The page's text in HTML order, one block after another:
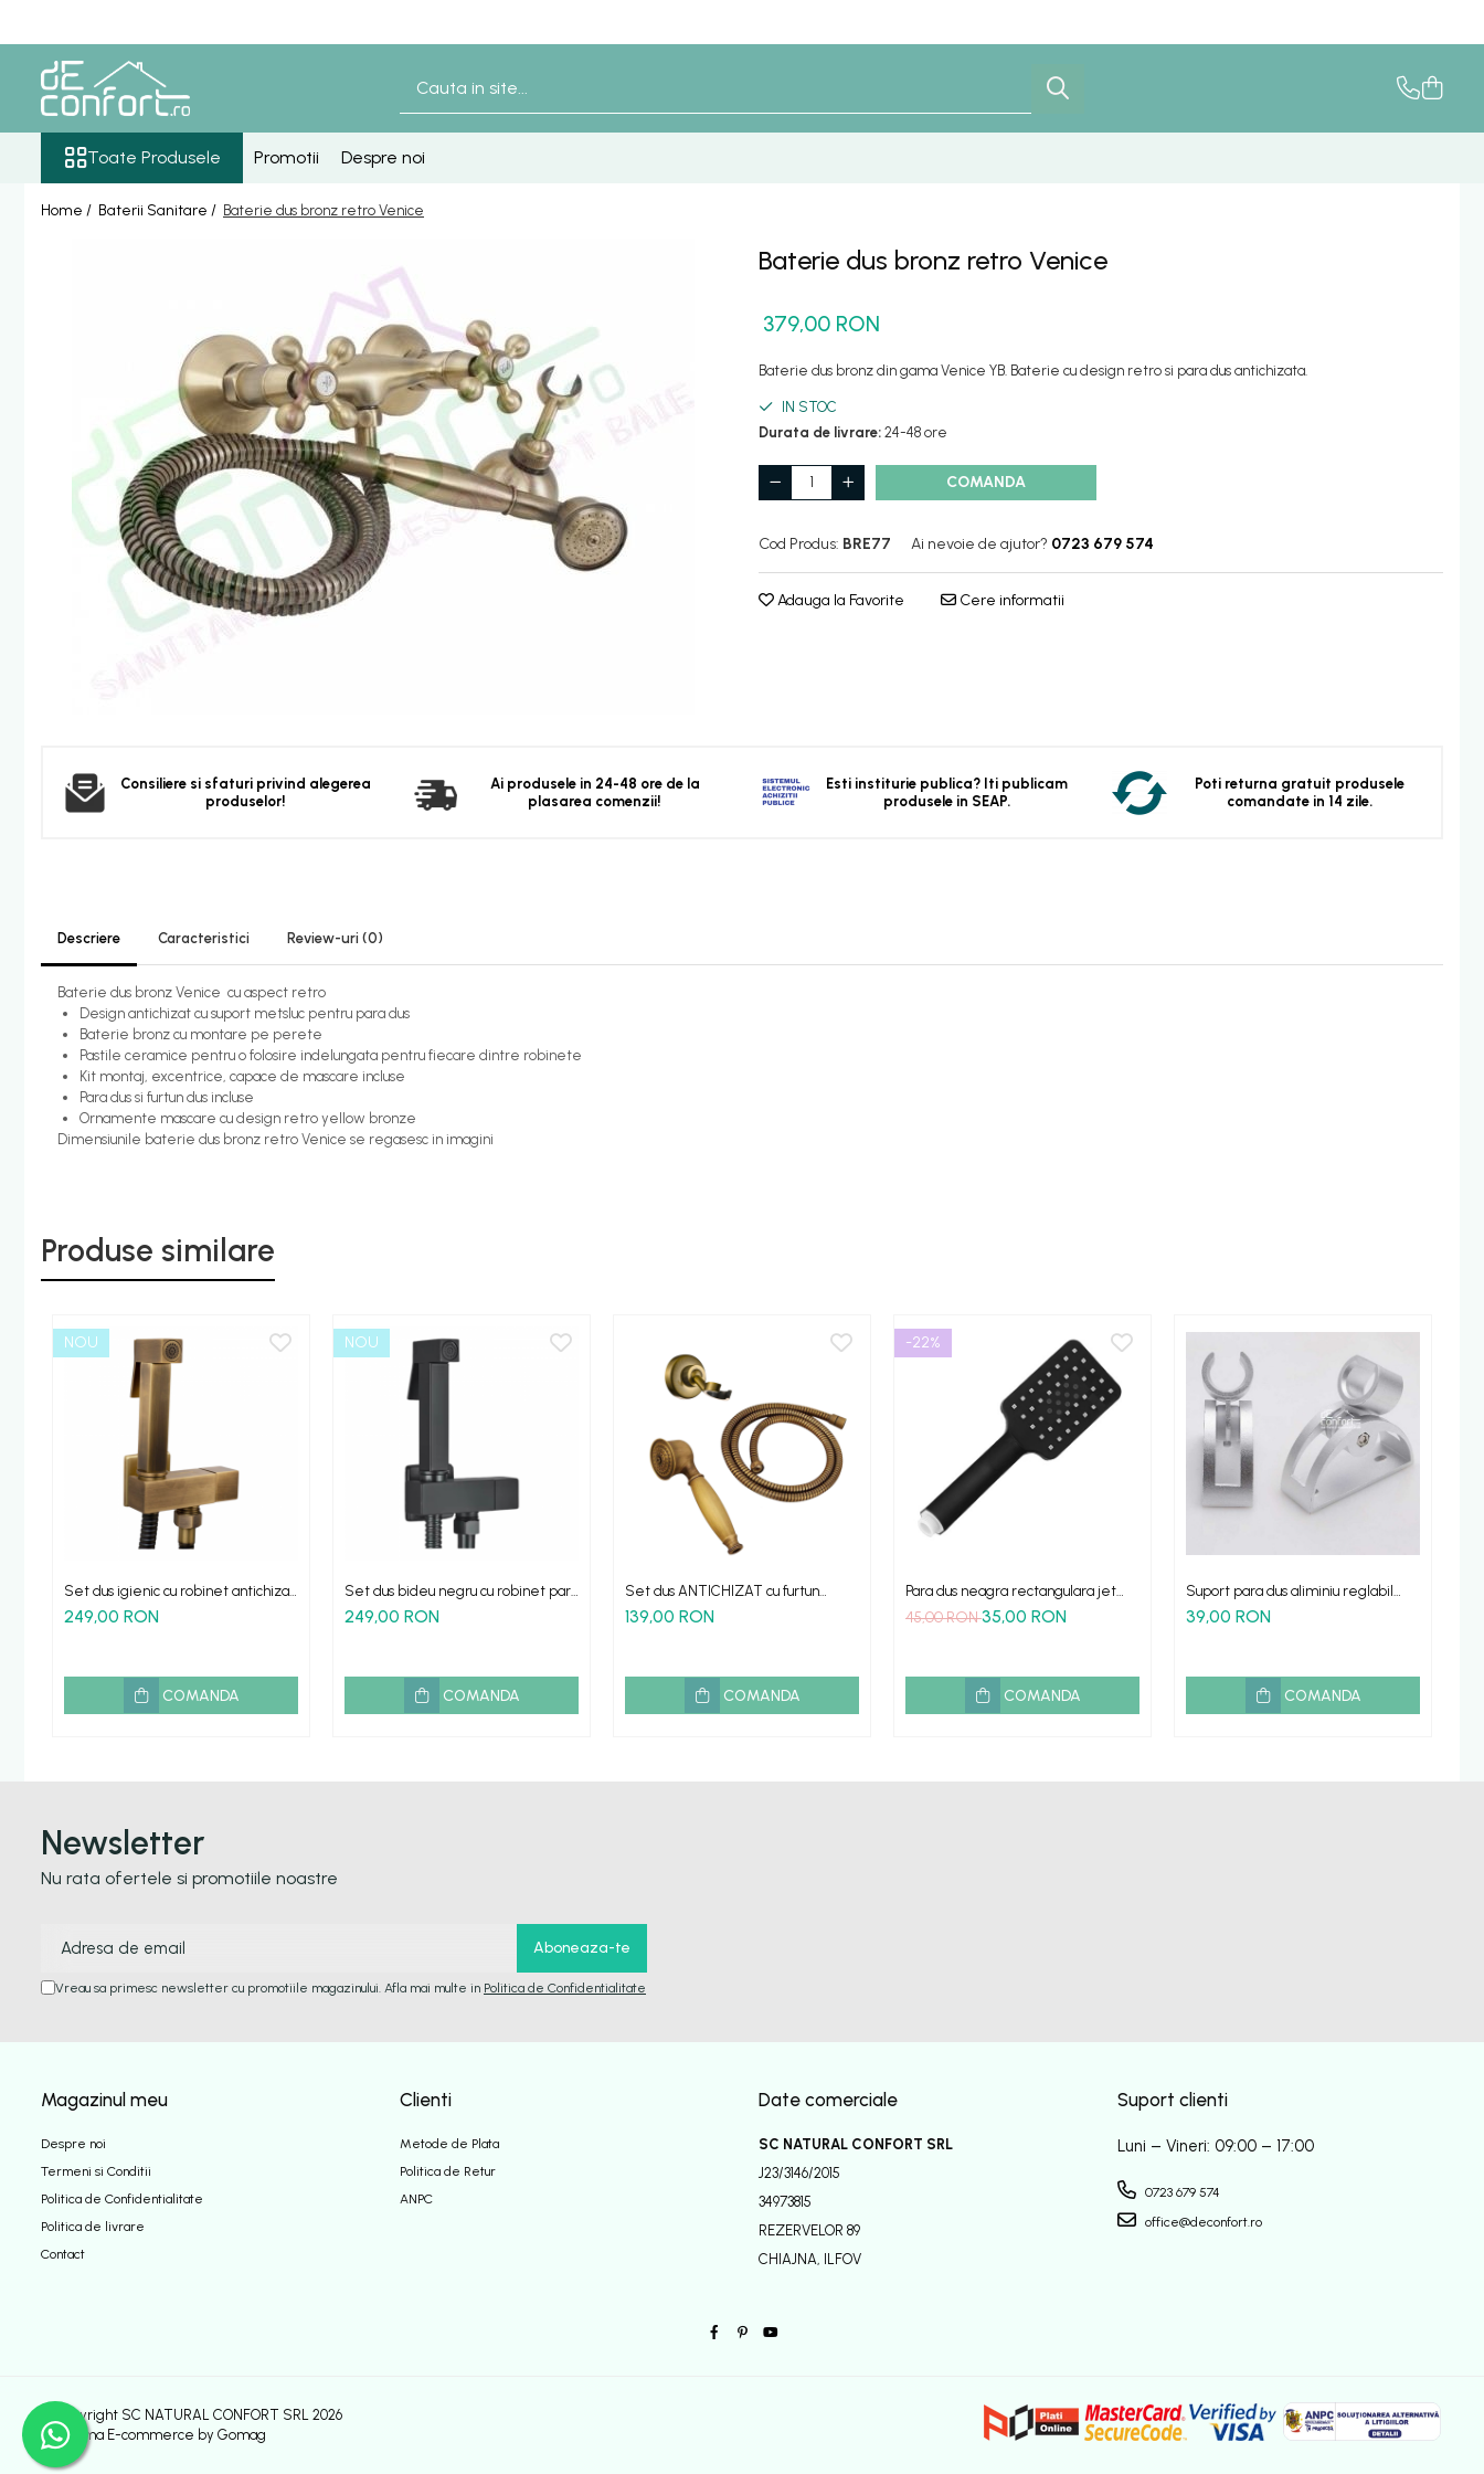
Toate Produsele
Baterii Sanitare
Senzori lavoar - pisoar
Baterie lavoar senzor
Baterie pisoar senzor
Baterie Bucatarie
Componente Dus
Furtun dus
Set dus complet echipat
Suport prindere para dus
Baterie salon
Dus baie complet
Aplica bec LED
Candelabru bec LED
Lustra Pendul LED
Incalzire
Calorifere electrice
Instalatii sanitare - termice
Racorduri alimentare
Robinet coltar
Organizare baie
Accesorii baie cromate
Bara sprijin - dizabilitati
Etajere - Rafturi baie
Evacuare cada-dus
Scurgere lavoar
HOME & DECO
Accesorii camping gaz
Iluminat gradina camping
Toate Produsele Promotii Despre noi
Home / Baterii Sanitare / Baterie dus bronz retro Venice
Baterie dus bronz retro Venice
379,00 RON
Baterie dus bronz din gama Venice YB. Baterie cu design retro si para dus antichizata.
IN STOC
Durata de livrare: 24-48 ore
COMANDA
Cod Produs: BRE77 Ai nevoie de ajutor? 0723 679 574
Adauga la Favorite Cere informatii
Consiliere si sfaturi privind alegerea
produselor!
Ai produsele in 24-48 ore de la
plasarea comenzii!
Esti institurie publica? Iti publicam
produsele in SEAP.
Poti returna gratuit produsele
comandate in 14 zile.
Descriere Caracteristici Review-uri (0)
Baterie dus bronz Venice cu aspect retro
Design antichizat cu suport metsluc pentru para dus
Baterie bronz cu montare pe perete
Pastile ceramice pentru o folosire indelungata pentru fiecare dintre robinete
Kit montaj, excentrice, capace de mascare incluse
Para dus si furtun dus incluse
Ornamente mascare cu design retro yellow bronze
Dimensiunile baterie dus bronz retro Venice se regasesc in imagini
Produse similare
NOU
Set dus igienic cu robinet antichizat
pentru bideu
249,00 RON
COMANDA
NOU
Set dus bideu negru cu robinet para
si furtun
249,00 RON
COMANDA
Set dus ANTICHIZAT cu furtun
suport si para retro
139,00 RON
COMANDA
-22%
Para dus neagra rectangulara jet
unic apa plastic ABS
45,00 RON35,00 RON
COMANDA
Suport para dus aliminiu reglabil
prindere perete
39,00 RON
COMANDA
Newsletter
Nu rata ofertele si promotiile noastre
Vreau sa primesc newsletter cu promotiile magazinului. Afla mai multe in Politica de Confidentialitate
Magazinul meu
Despre noi
Termeni si Conditii
Politica de Confidentialitate
Politica de livrare
Contact
Clienti
Metode de Plata
Politica de Retur
ANPC
Date comerciale
SC NATURAL CONFORT SRL
J23/3146/2015
34973815
REZERVELOR 89
CHIAJNA, ILFOV
Suport clienti
Luni – Vineri: 09:00 – 17:00
0723 679 574
office@deconfort.ro
©Copyright SC NATURAL CONFORT SRL 2026
Platforma E-commerce by Gomag